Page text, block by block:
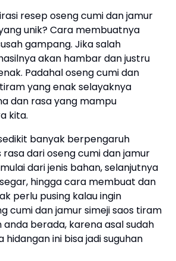
resep oseng cumi dan jamur
unik? Cara membuatnya
gampang. Jika salah
akan hambar dan justru
Padahal oseng cumi dan
yang enak selayaknya
dan rasa yang mampu
kita.
banyak berpengaruh
dari oseng cumi dan jamur
dari jenis bahan, selanjutnya
hingga cara membuat dan
perlu pusing kalau ingin
cumi dan jamur simeji saos tiram
anda berada, karena asal sudah
ini bisa jadi suguhan